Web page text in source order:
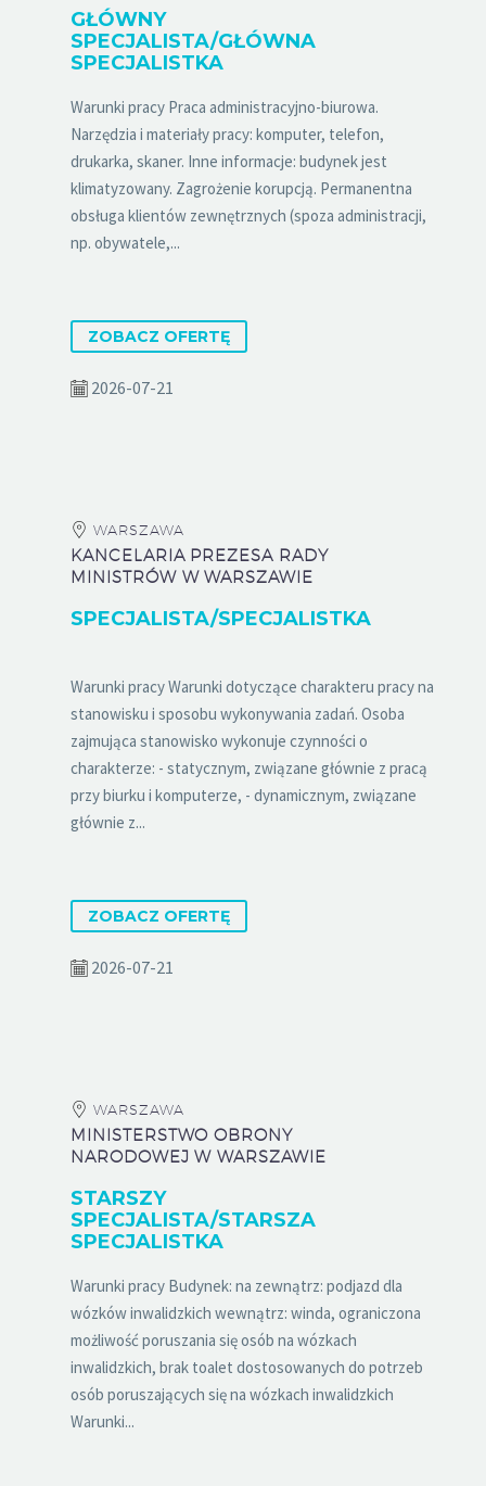
GŁÓWNY
SPECJALISTA/GŁÓWNA
SPECJALISTKA
Warunki pracy Praca administracyjno-biurowa.
Narzędzia i materiały pracy: komputer, telefon,
drukarka, skaner. Inne informacje: budynek jest
klimatyzowany. Zagrożenie korupcją. Permanentna
obsługa klientów zewnętrznych (spoza administracji,
np. obywatele,...
ZOBACZ OFERTĘ
2026-07-21
WARSZAWA
KANCELARIA PREZESA RADY
MINISTRÓW W WARSZAWIE
SPECJALISTA/SPECJALISTKA
Warunki pracy Warunki dotyczące charakteru pracy na
stanowisku i sposobu wykonywania zadań. Osoba
zajmująca stanowisko wykonuje czynności o
charakterze: - statycznym, związane głównie z pracą
przy biurku i komputerze, - dynamicznym, związane
głównie z...
ZOBACZ OFERTĘ
2026-07-21
WARSZAWA
MINISTERSTWO OBRONY
NARODOWEJ W WARSZAWIE
STARSZY
SPECJALISTA/STARSZA
SPECJALISTKA
Warunki pracy Budynek: na zewnątrz: podjazd dla
wózków inwalidzkich wewnątrz: winda, ograniczona
możliwość poruszania się osób na wózkach
inwalidzkich, brak toalet dostosowanych do potrzeb
osób poruszających się na wózkach inwalidzkich
Warunki...